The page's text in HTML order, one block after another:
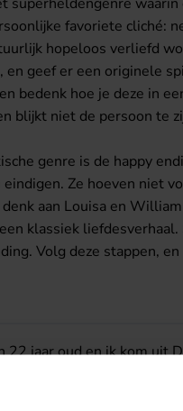
favoriete cliché:
hopeloos verliefd
geef er een originele
bedenk hoe je deze in
blijkt niet de persoon te
genre is de happy
Ze hoeven niet
aan Louisa en
klassiek
Volg deze stappen,
22 jaar oud en ik kom
passie voor
in een andere